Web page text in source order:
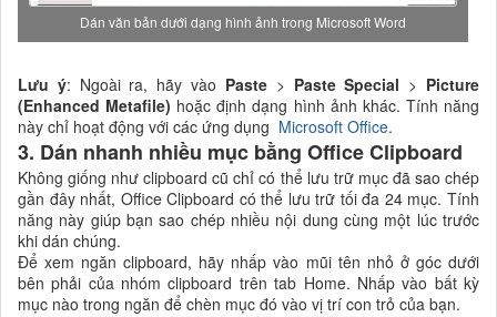
Dán văn bản dưới dạng hình ảnh trong Microsoft Word
Lưu ý: Ngoài ra, hãy vào Paste> Paste Special > Picture
(Enhanced Metafile) hoặc định dạng hình ảnh khác. Tính năng
này chỉ hoạt động với các ứng dụng Microsoft Office.
3. Dán nhanh nhiều mục bằng Office Clipboard
Không giống như clipboard cũ chỉ có thể lưu trữ mục đã sao chép
gần đây nhất, Office Clipboard có thể lưu trữ tối đa 24 mục. Tính
năng này giúp bạn sao chép nhiều nội dung cùng một lúc trước
khi dán chúng.
Để xem ngăn clipboard, hãy nhấp vào mũi tên nhỏ ở góc dưới
bên phải của nhóm clipboard trên tab Home. Nhấp vào bất kỳ
mục nào trong ngăn để chèn mục đó vào vị trí con trỏ của bạn.